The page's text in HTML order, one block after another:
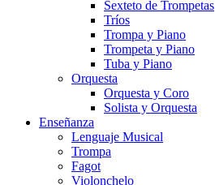
Sexteto de Trompetas
Tríos
Trompa y Piano
Trompeta y Piano
Tuba y Piano
Orquesta
Orquesta y Coro
Solista y Orquesta
Enseñanza
Lenguaje Musical
Trompa
Fagot
Violonchelo